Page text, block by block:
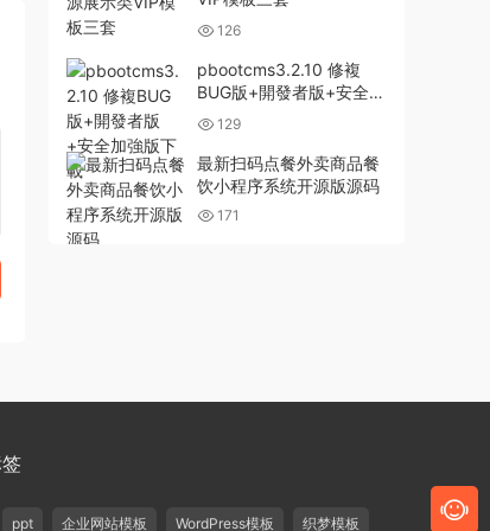
126
pbootcms3.2.10 修複
BUG版+開發者版+安全加
強版下載
129
最新扫码点餐外卖商品餐
饮小程序系统开源版源码
171
ppt 企业网站模板 WordPress模板 织梦模板